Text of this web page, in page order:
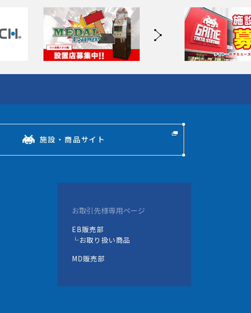
施設・商品サイト
お取引先様専用ページ
EB販売部
└お取り扱い商品
MD販売部